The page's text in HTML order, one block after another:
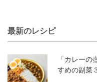
最新のレシピ
「カレー
すめの副菜